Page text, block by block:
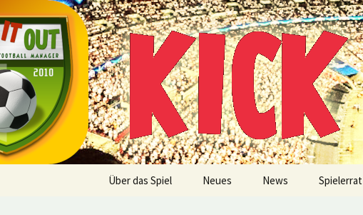
Inhalt
springen
Kick it out!
Multiplayer Football Manager
Über das Spiel Neues News Spielerrat